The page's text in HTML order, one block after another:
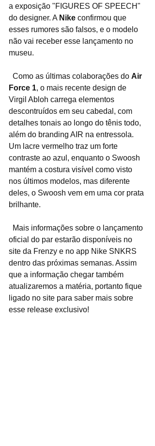
a exposição "FIGURES OF SPEECH"
do designer. A Nike confirmou que
esses rumores são falsos, e o modelo
não vai receber esse lançamento no
museu.
  Como as últimas colaborações do
Air
Force 1, o mais recente design de
Virgil Abloh carrega elementos
descontruídos em seu cabedal, com
detalhes tonais ao longo do tênis todo,
além do branding AIR na entressola.
Um lacre vermelho traz um forte
contraste ao azul, enquanto o Swoosh
mantém a costura visível como visto
nos últimos modelos, mas diferente
deles, o Swoosh vem em uma cor prata
brilhante.
oficial do par estarão disponíveis no
site da Frenzy e no app Nike SNKRS
dentro das próximas semanas. Assim
que a informação chegar também
atualizaremos a matéria, portanto fique
ligado no site para saber mais sobre
esse release exclusivo!